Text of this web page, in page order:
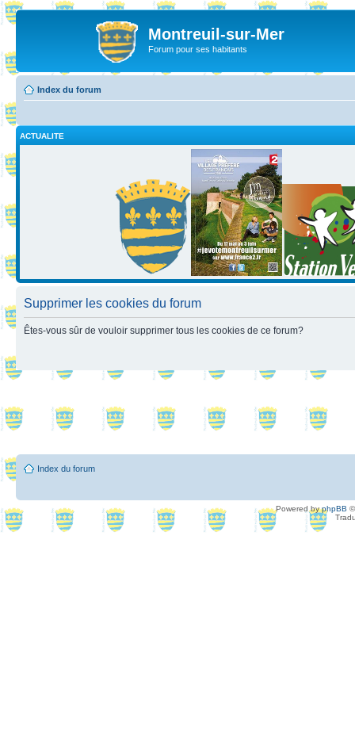
Montreuil-sur-Mer
Forum pour ses habitants
Index du forum
ACTUALITE
Supprimer les cookies du forum
Êtes-vous sûr de vouloir supprimer tous les cookies de ce forum?
Index du forum
Powered byphpBB